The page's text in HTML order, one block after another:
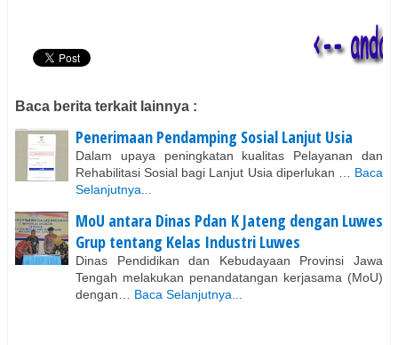
Baca berita terkait lainnya :
Penerimaan Pendamping Sosial Lanjut Usia
Dalam upaya peningkatan kualitas Pelayanan dan
Rehabilitasi Sosial bagi Lanjut Usia diperlukan …
Baca
Selanjutnya...
MoU antara Dinas Pdan K Jateng dengan Luwes
Grup tentang Kelas Industri Luwes
Dinas Pendidikan dan Kebudayaan Provinsi Jawa
Tengah melakukan penandatangan kerjasama (MoU)
dengan… Baca Selanjutnya...